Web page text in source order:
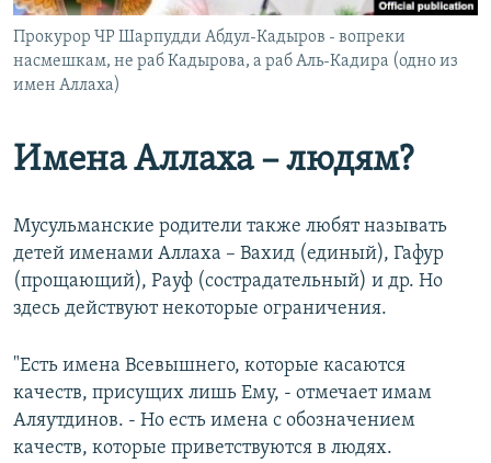
Прокурор ЧР Шарпудди Абдул-Кадыров - вопреки
насмешкам, не раб Кадырова, а раб Аль-Кадира (одно из
имен Аллаха)
Имена Аллаха – людям?
Мусульманские родители также любят называть
детей именами Аллаха – Вахид (единый), Гафур
(прощающий), Рауф (сострадательный) и др. Но
здесь действуют некоторые ограничения.
"Есть имена Всевышнего, которые касаются
качеств, присущих лишь Ему, - отмечает имам
Аляутдинов. - Но есть имена с обозначением
качеств, которые приветствуются в людях.